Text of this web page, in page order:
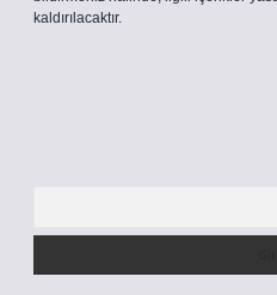
kaldırılacaktır.